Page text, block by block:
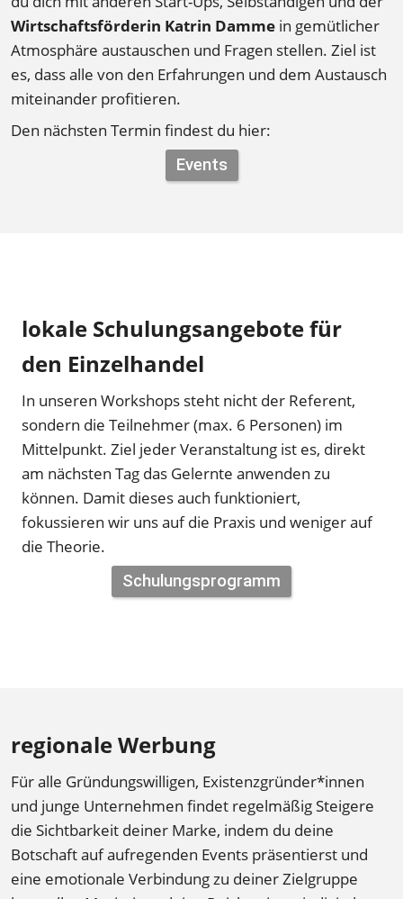
Wirtschaftsförderin Katrin Damme in gemütlicher
Atmosphäre austauschen und Fragen stellen. Ziel ist
es, dass alle von den Erfahrungen und dem Austausch
miteinander profitieren.
Den nächsten Termin findest du hier:
Events
lokale Schulungsangebote für
den Einzelhandel
In unseren Workshops steht nicht der Referent,
sondern die Teilnehmer (max. 6 Personen) im
Mittelpunkt. Ziel jeder Veranstaltung ist es, direkt
am nächsten Tag das Gelernte anwenden zu
können. Damit dieses auch funktioniert,
fokussieren wir uns auf die Praxis und weniger auf
die Theorie.
Schulungsprogramm
regionale Werbung
Für alle Gründungswilligen, Existenzgründer*innen
und junge Unternehmen findet regelmäßig Steigere
die Sichtbarkeit deiner Marke, indem du deine
Botschaft auf aufregenden Events präsentierst und
eine emotionale Verbindung zu deiner Zielgruppe